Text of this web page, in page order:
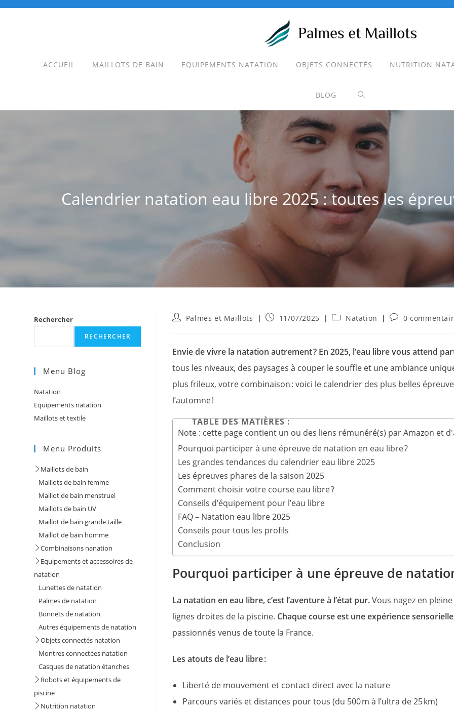
Skip
ACCUEIL MAILLOTS DE BAIN EQUIPEMENTS NATATION OBJETS CONNECTÉS NUTRITION
BLOG TOGGLE
WEBSITE
SEARCH
Calendrier natation eau libre 2025 : toutes les
Auteur/autrice
Palmes et Maillots
Publication
11/07/2025
PostNatation
Commentaires
0
Envie de vivre la natation autrement ? En 2025, l’eau libre vous attend
tous les niveaux, des paysages à couper le souffle et une ambiance
plus frileux, votre combinaison : voici le calendrier des plus belles
l’automne !
TABLE DES MATIÈRES :
Note : cette page contient un ou des liens rémunéré(s) par Amazon et
Pourquoi participer à une épreuve de natation en eau libre ?
Les grandes tendances du calendrier eau libre 2025
Les épreuves phares de la saison 2025
Comment choisir votre course eau libre ?
Conseils d’équipement pour l’eau libre
FAQ – Natation eau libre 2025
Conseils pour tous les profils
Conclusion
Pourquoi participer à une épreuve de
La natation en eau libre, c’est l’aventure à l’état pur.Vous nagez en
lignes droites de la piscine. Chaque course est une expérience
passionnés venus de toute la France.
Les atouts de l’eau libre :
Liberté de mouvement et contact direct avec la nature
Parcours variés et distances pour tous (du 500 m à l’ultra de 25 km)
Rechercher
RECHERCHER
Menu Blog
Natation
Equipements natation
Maillots et textile
Menu Produits
Maillots de bain
Maillots de bain femme
Maillot de bain menstruel
Maillots de bain UV
Maillot de bain grande taille
Maillot de bain homme
Combinaisons nanation
Equipements et accessoires de
natation
Lunettes de natation
Palmes de natation
Bonnets de natation
Autres équipements de natation
Objets connectés natation
Montres connectées natation
Casques de natation étanches
Robots et équipements de
piscine
Nutrition natation